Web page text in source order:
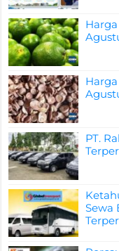
PT.
Sewa